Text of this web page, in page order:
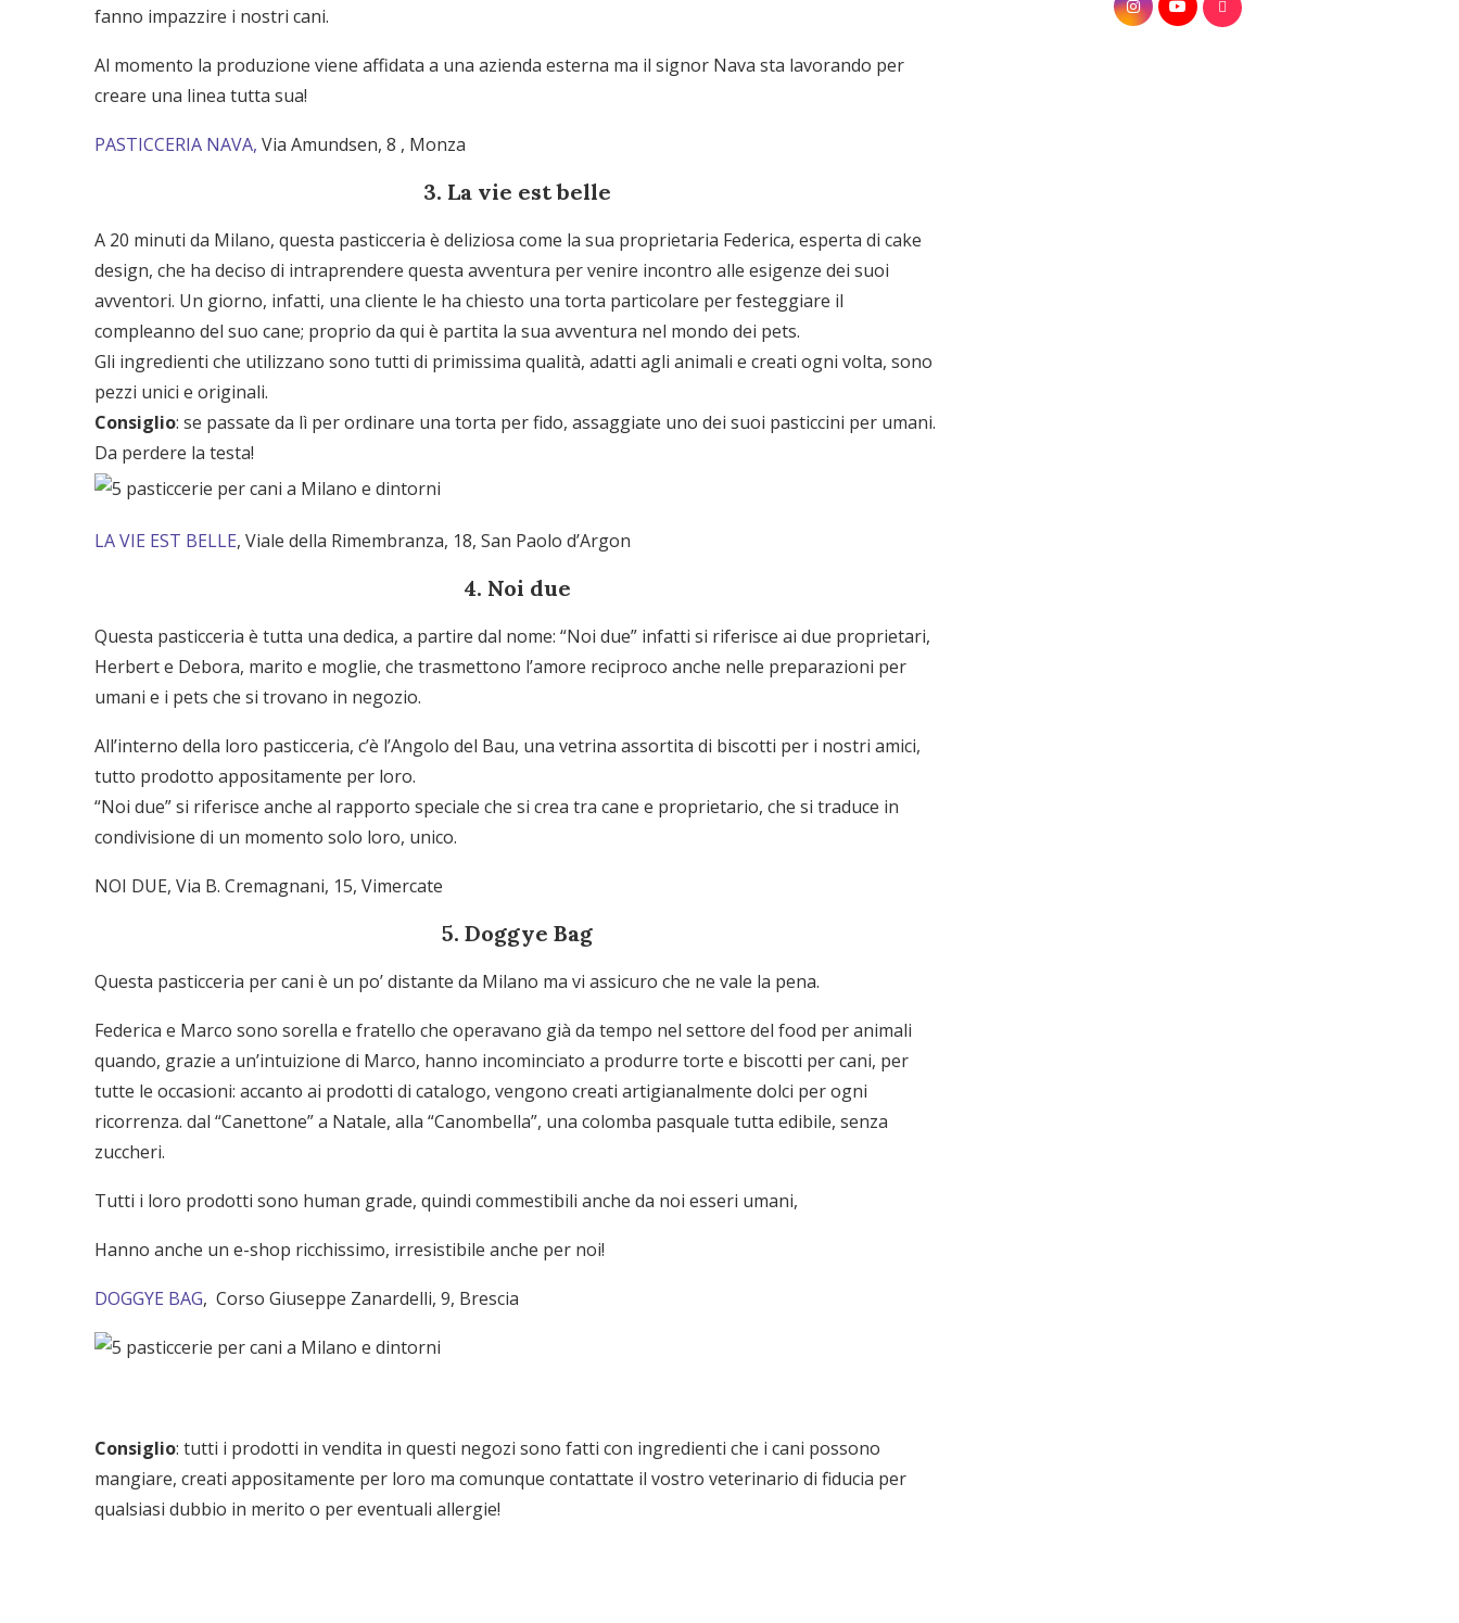
fanno impazzire i nostri cani.
Al momento la produzione viene affidata a una azienda esterna ma il signor Nava sta lavorando per
creare una linea tutta sua!
PASTICCERIA NAVA, Via Amundsen, 8 , Monza
3. La vie est belle
A 20 minuti da Milano, questa pasticceria è deliziosa come la sua proprietaria Federica, esperta di cake
design, che ha deciso di intraprendere questa avventura per venire incontro alle esigenze dei suoi
avventori. Un giorno, infatti, una cliente le ha chiesto una torta particolare per festeggiare il
compleanno del suo cane; proprio da qui è partita la sua avventura nel mondo dei pets.
Gli ingredienti che utilizzano sono tutti di primissima qualità, adatti agli animali e creati ogni volta, sono
pezzi unici e originali.
Consiglio: se passate da lì per ordinare una torta per fido, assaggiate uno dei suoi pasticcini per umani.
Da perdere la testa!
LA VIE EST BELLE, Viale della Rimembranza, 18, San Paolo d’Argon
4. Noi due
Questa pasticceria è tutta una dedica, a partire dal nome: “Noi due” infatti si riferisce ai due proprietari,
Herbert e Debora, marito e moglie, che trasmettono l’amore reciproco anche nelle preparazioni per
umani e i pets che si trovano in negozio.
All’interno della loro pasticceria, c’è l’Angolo del Bau, una vetrina assortita di biscotti per i nostri amici,
tutto prodotto appositamente per loro.
“Noi due” si riferisce anche al rapporto speciale che si crea tra cane e proprietario, che si traduce in
condivisione di un momento solo loro, unico.
NOI DUE, Via B. Cremagnani, 15, Vimercate
5. Doggye Bag
Questa pasticceria per cani è un po’ distante da Milano ma vi assicuro che ne vale la pena.
Federica e Marco sono sorella e fratello che operavano già da tempo nel settore del food per animali
quando, grazie a un’intuizione di Marco, hanno incominciato a produrre torte e biscotti per cani, per
tutte le occasioni: accanto ai prodotti di catalogo, vengono creati artigianalmente dolci per ogni
ricorrenza. dal “Canettone” a Natale, alla “Canombella”, una colomba pasquale tutta edibile, senza
zuccheri.
Tutti i loro prodotti sono human grade, quindi commestibili anche da noi esseri umani,
Hanno anche un e-shop ricchissimo, irresistibile anche per noi!
DOGGYE BAG, Corso Giuseppe Zanardelli, 9, Brescia
Consiglio: tutti i prodotti in vendita in questi negozi sono fatti con ingredienti che i cani possono
mangiare, creati appositamente per loro ma comunque contattate il vostro veterinario di fiducia per
qualsiasi dubbio in merito o per eventuali allergie!